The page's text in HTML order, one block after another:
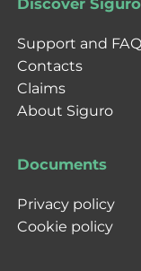
Support and FAQ
Contacts
Claims
About Siguro
Documents
Privacy policy
Cookie policy